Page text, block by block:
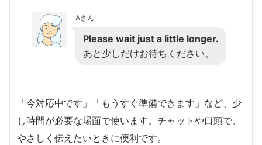
Aさん
Please wait just a little longer.
あと少しだけお待ちください。
「今対応中です」「もうすぐ準備できます」など、少
し時間が必要な場面で使います。チャットや口頭で、
やさしく伝えたいときに便利です。